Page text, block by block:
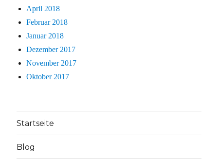
April 2018
Februar 2018
Januar 2018
Dezember 2017
November 2017
Oktober 2017
Startseite
Blog